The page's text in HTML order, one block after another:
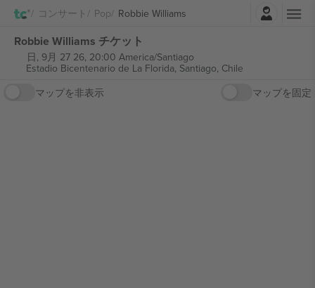
コンサート Pop Robbie Williamsログイン
Robbie Williams チケット
日, 9月 27 26, 20:00 America/Santiago
Estadio Bicentenario de La Florida, Santiago, Chile
マップを非表示
マップを固定